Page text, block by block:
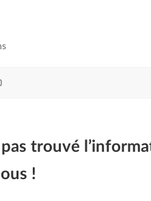
trouvé
!